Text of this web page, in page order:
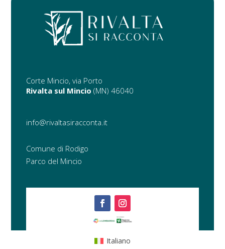
Corte Mincio, via Porto
Rivalta sul Mincio (MN) 46040
info@rivaltasiracconta.it
Comune di Rodigo
Parco del Mincio
Italiano